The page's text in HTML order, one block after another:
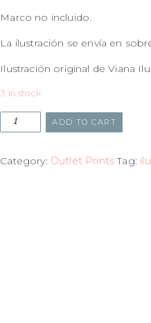
Marco no incluido.
La ilustración se envía en
Ilustración original de Viana
3 in stock
ADD TO CART
Category: Outlet Prints Tag: